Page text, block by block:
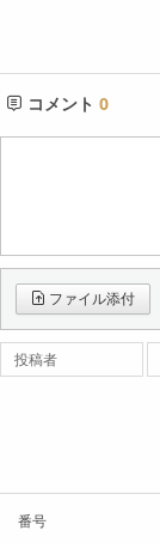
コメント 0
ファイル添付
投稿者
番号